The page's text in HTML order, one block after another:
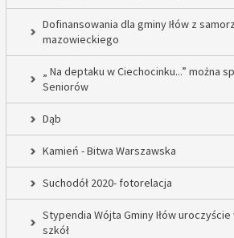
Dofinansowania dla gminy Iłów z
mazowieckiego
„ Na deptaku w Ciechocinku...” można
Seniorów
Dąb
Kamień - Bitwa Warszawska
Suchodół 2020- fotorelacja
Stypendia Wójta Gminy Iłów
szkół